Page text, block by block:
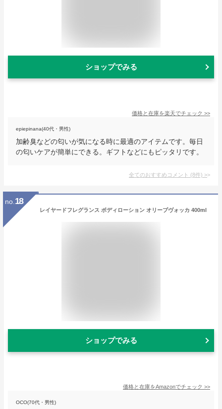
ショップでみる
価格と在庫を楽天でチェック >>
epiepinana(40代・男性)
加齢臭などの匂いが気になる時に最適のアイテムです。毎日
の匂いケアが簡単にできる。ギフトなどにもピッタリです。
全てのおすすめコメント (8件) >
no. 18
レイヤードフレグランス ボディローション オリーブヴォッカ 400ml
ショップでみる
価格と在庫をAmazonでチェック >>
OCO(70代・男性)